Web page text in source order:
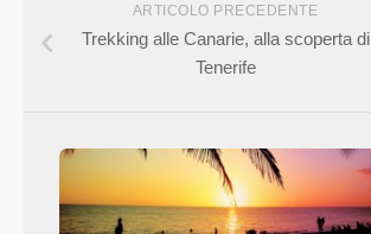
ARTICOLO PRECEDENTE
Trekking alle Canarie, alla scoperta di
Tenerife